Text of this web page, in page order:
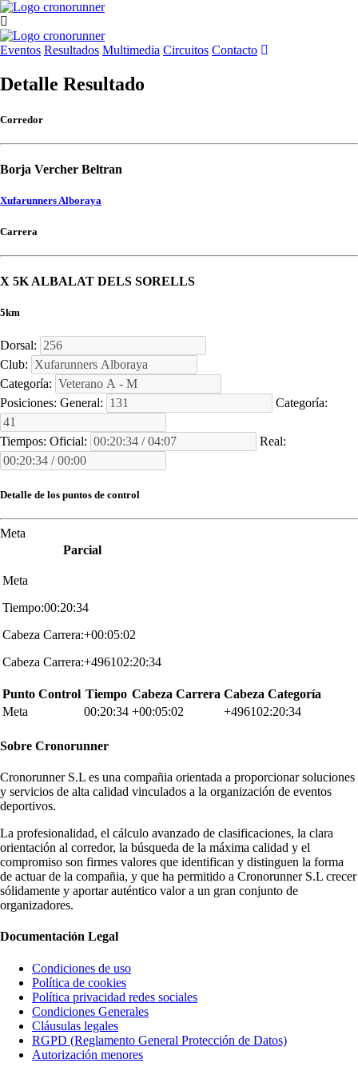
Eventos Resultados Multimedia Circuitos Contacto
Detalle Resultado
Corredor
Borja Vercher Beltran
Xufarunners Alboraya
Carrera
X 5K ALBALAT DELS SORELLS
5km
Dorsal:
Club:
Categoría:
Posiciones: General: Categoría:
Tiempos: Oficial: Real:
Detalle de los puntos de control
Meta
Parcial
Meta
Tiempo:00:20:34
Cabeza Carrera:+00:05:02
Cabeza Carrera:+496102:20:34
Punto Control Tiempo Cabeza Carrera Cabeza Categoría
Meta
00:20:34 +00:05:02 +496102:20:34
Sobre Cronorunner
Cronorunner S.L es una compañia orientada a proporcionar soluciones
y servicios de alta calidad vinculados a la organización de eventos
deportivos.
La profesionalidad, el cálculo avanzado de clasificaciones, la clara
orientación al corredor, la búsqueda de la máxima calidad y el
compromiso son firmes valores que identifican y distinguen la forma
de actuar de la compañia, y que ha permitido a Cronorunner S.L crecer
sólidamente y aportar auténtico valor a un gran conjunto de
organizadores.
Documentación Legal
Condiciones de uso
Política de cookies
Política privacidad redes sociales
Condiciones Generales
Cláusulas legales
RGPD (Reglamento General Protección de Datos)
Autorización menores